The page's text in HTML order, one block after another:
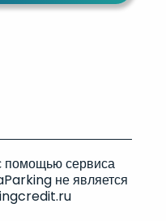
помощью сервиса
не является